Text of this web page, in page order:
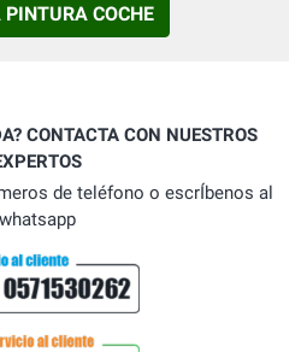
COCHE
CONTACTA CON NUESTROS
de teléfono o escrÍbenos al
whatsapp